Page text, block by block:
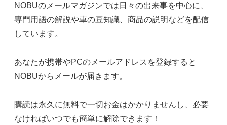
NOBUのメールマガジンでは日々の出来事を中心に、
専門用語の解説や車の豆知識、商品の説明などを配信
しています。
あなたが携帯やPCのメールアドレスを登録すると
NOBUからメールが届きます。
購読は永久に無料で一切お金はかかりませんし、必要
なければいつでも簡単に解除できます！